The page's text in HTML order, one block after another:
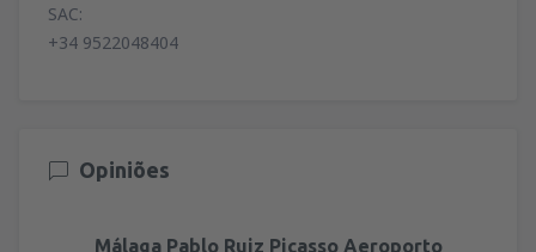
SAC:
+34 9522048404
Opiniões
Málaga Pablo Ruiz Picasso Aeroporto